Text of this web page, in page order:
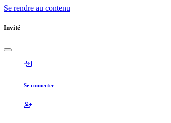
Se rendre au contenu
Invité
Se connecter